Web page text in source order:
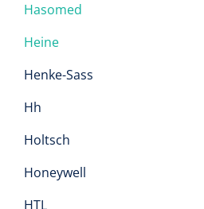
Hasomed
Heine
Henke-Sass
Hh
Holtsch
Honeywell
HTL